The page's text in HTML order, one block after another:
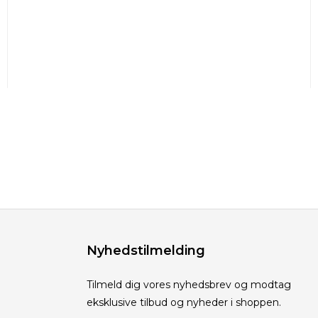
Nyhedstilmelding
Tilmeld dig vores nyhedsbrev og modtag
eksklusive tilbud og nyheder i shoppen.